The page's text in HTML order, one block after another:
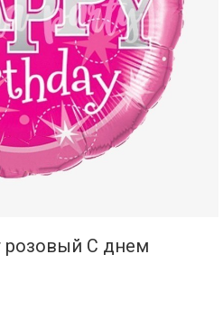
розовый С днем